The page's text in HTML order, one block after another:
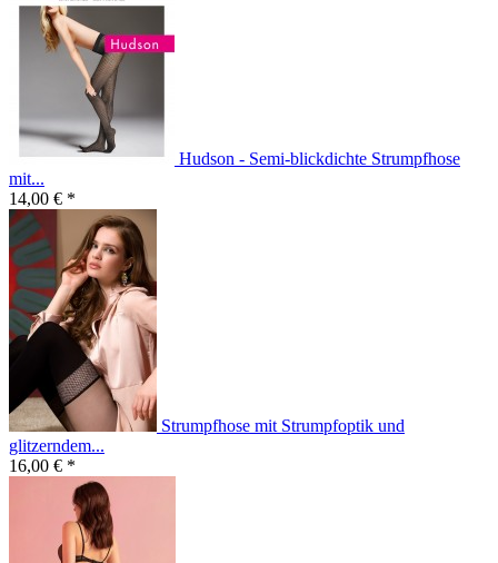
Hudson - Semi-blickdichte Strumpfhose
mit...
14,00 € *
Strumpfhose mit Strumpfoptik und
glitzerndem...
16,00 € *